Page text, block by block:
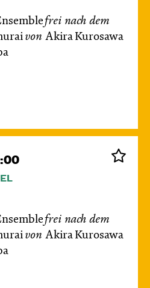
frei nach dem
von Akira Kurosawa
frei nach dem
von Akira Kurosawa